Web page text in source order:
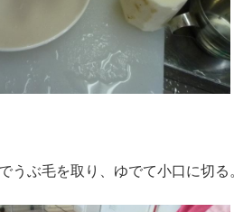
うぶ毛を取り、ゆでて小口に切る